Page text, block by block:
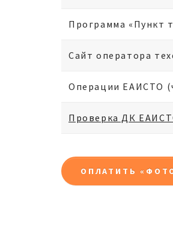
Программа «Пункт
Сайт оператора
Операции ЕАИСТО
Проверка ДК
ОПЛАТИТЬ